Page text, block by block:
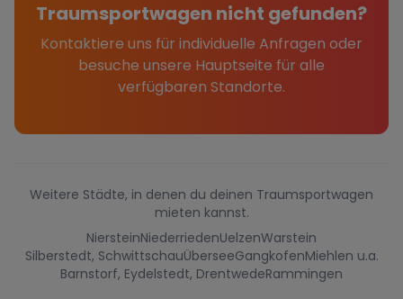
Traumsportwagen nicht gefunden?
Kontaktiere uns für individuelle Anfragen oder
besuche unsere Hauptseite für alle
verfügbaren Standorte.
Weitere Städte, in denen du deinen Traumsportwagen
mieten kannst.
NiersteinNiederriedenUelzenWarstein
Silberstedt, SchwittschauÜberseeGangkofenMiehlen u.a.
Barnstorf, Eydelstedt, DrentwedeRammingen